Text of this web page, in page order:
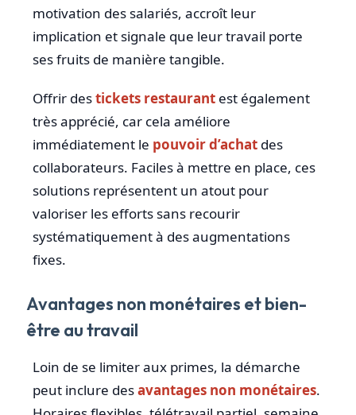
motivation des salariés, accroît leur
implication et signale que leur travail porte
ses fruits de manière tangible.
Offrir destickets restaurant est également
très apprécié, car cela améliore
immédiatement le pouvoir d’achat des
collaborateurs. Faciles à mettre en place, ces
solutions représentent un atout pour
valoriser les efforts sans recourir
systématiquement à des augmentations
fixes.
Avantages non monétaires et bien-
être au travail
Loin de se limiter aux primes, la démarche
peut inclure desavantages non monétaires.